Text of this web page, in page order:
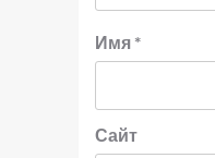
Имя *
Сайт